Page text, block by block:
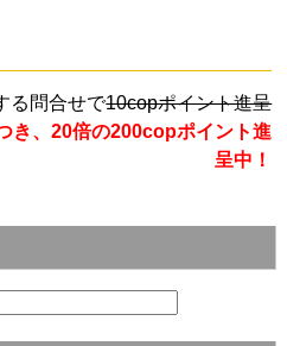
る問合せで10copポイント進呈
き、20倍の200copポイント進
呈中！